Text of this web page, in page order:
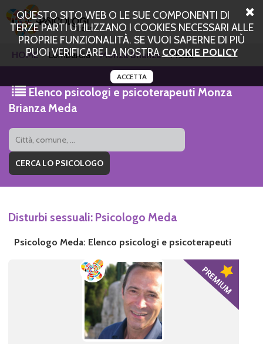
QUESTO SITO WEB O LE SUE COMPONENTI DI
TERZE PARTI UTILIZZANO I COOKIES NECESSARI ALLE
PROPRIE FUNZIONALITÀ. SE VUOI SAPERNE DI PIÙ
PUOI VERIFICARE LA NOSTRACOOKIE POLICY
ACCETTA
HOME Lombardia Monza Brianza Meda
Elenco psicologi e psicoterapeuti Monza
Brianza Meda
Disturbi sessuali: Psicologo Meda
Psicologo Meda: Elenco psicologi e psicoterapeuti